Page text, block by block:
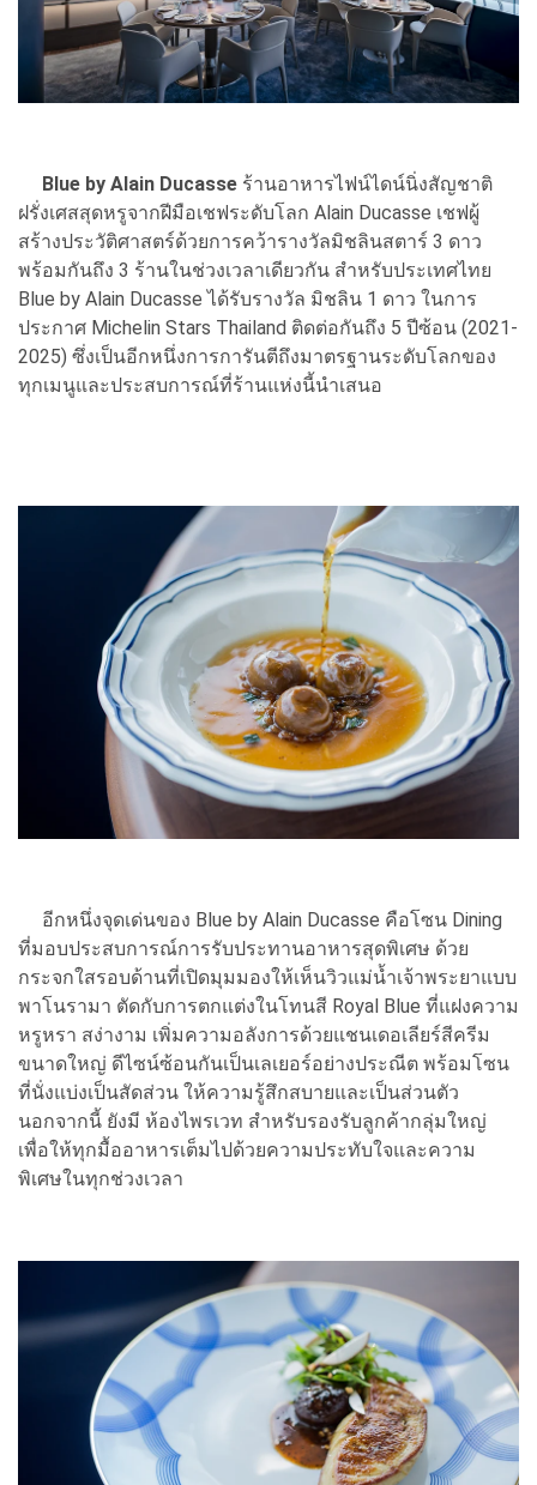
Blue by Alain Ducasse ร้านอาหารไฟน์ไดน์นิ่งสัญชาติ
ฝรั่งเศสสุดหรูจากฝีมือเชฟระดับโลก Alain Ducasse เชฟผู้
สร้างประวัติศาสตร์ด้วยการคว้ารางวัลมิชลินสตาร์ 3 ดาว
พร้อมกันถึง 3 ร้านในช่วงเวลาเดียวกัน สำหรับประเทศไทย
Blue by Alain Ducasse ได้รับรางวัล มิชลิน 1 ดาว ในการ
ประกาศ Michelin Stars Thailand ติดต่อกันถึง 5 ปีซ้อน (2021-
2025) ซึ่งเป็นอีกหนึ่งการการันตีถึงมาตรฐานระดับโลกของ
ทุกเมนูและประสบการณ์ที่ร้านแห่งนี้นำเสนอ
อีกหนึ่งจุดเด่นของ Blue by Alain Ducasse คือโซน Dining
ที่มอบประสบการณ์การรับประทานอาหารสุดพิเศษ ด้วย
กระจกใสรอบด้านที่เปิดมุมมองให้เห็นวิวแม่น้ำเจ้าพระยาแบบ
พาโนรามา ตัดกับการตกแต่งในโทนสี Royal Blue ที่แฝงความ
หรูหรา สง่างาม เพิ่มความอลังการด้วยแชนเดอเลียร์สีครีม
ขนาดใหญ่ ดีไซน์ซ้อนกันเป็นเลเยอร์อย่างประณีต พร้อมโซน
ที่นั่งแบ่งเป็นสัดส่วน ให้ความรู้สึกสบายและเป็นส่วนตัว
นอกจากนี้ ยังมี ห้องไพรเวท สำหรับรองรับลูกค้ากลุ่มใหญ่
เพื่อให้ทุกมื้ออาหารเต็มไปด้วยความประทับใจและความ
พิเศษในทุกช่วงเวลา